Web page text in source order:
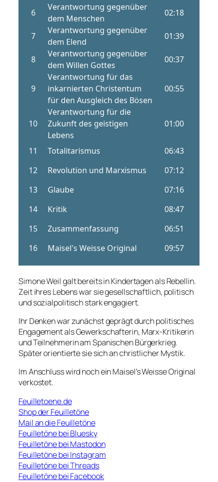
Simone Weil galt bereits in Kindertagen als Rebellin.
Zeit ihres Lebens war sie gesellschaftlich, politisch
und sozialpolitisch stark engagiert.
Ihr Denken war zunächst geprägt durch politisches
Engagement als Gewerkschafterin, Marx-Kritikerin
und Teilnehmerin am Spanischen Bürgerkrieg.
Später orientierte sie sich an christlicher Mystik.
Im Anschluss wird noch ein Maisel’s Weisse Original
verkostet.
Feuilletoene.de
Shop der Feuilletöne
Mail an die Feuilletöne
Feuilletöne bei Bluesky
Feuilletöne bei Mastodon
Feuilletöne bei Instagram
Feuilletöne bei Threads
Feuilletöne bei Facebook